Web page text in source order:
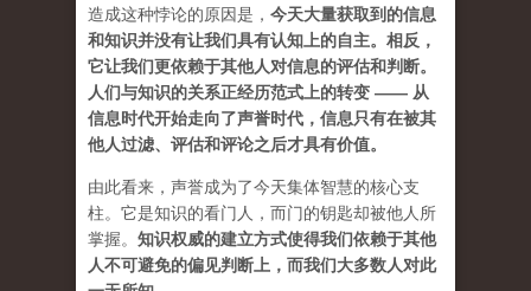
造成这种悖论的原因是， 今天大量获取到的信息
和知识并没有让我们具有认知上的自主。相反，
它让我们更依赖于其他人对信息的评估和判断。
人们与知识的关系正经历范式上的转变 —— 从
信息时代开始走向了声誉时代，信息只有在被其
他人过滤、评估和评论之后才具有价值。
由此看来，声誉成为了今天集体智慧的核心支
柱。它是知识的看门人，而门的钥匙却被他人所
掌握。 知识权威的建立方式使得我们依赖于其他
人不可避免的偏见判断上，而我们大多数人对此